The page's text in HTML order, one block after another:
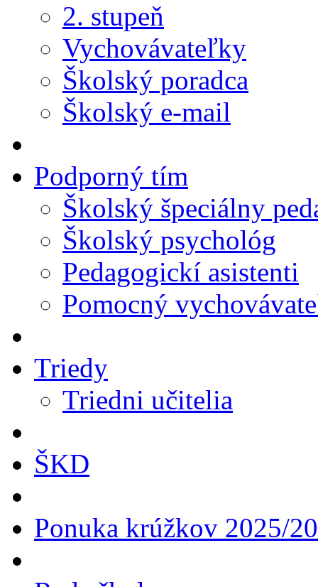
2. stupeň
Vychovávateľky
Školský poradca
Školský e-mail
Podporný tím
Školský špeciálny
Školský psychológ
Pedagogickí asistenti
Pomocný
Triedy
Triedni učitelia
ŠKD
Ponuka krúžkov 2025/